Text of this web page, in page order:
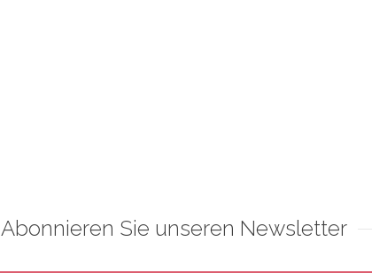
Abonnieren Sie unseren Newsletter